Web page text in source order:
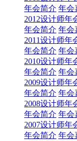
年会简介 年会
2012设计师年
年会简介 年会
2011设计师年
年会简介 年会
2010设计师年
年会简介 年会
2009设计师年
年会简介 年会
2008设计师年
年会简介 年会
2007设计师年
年会简介 年会